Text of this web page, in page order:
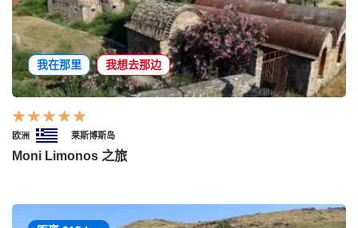
我在那里 我想去那边
欧洲 莱斯博斯岛
Moni Limonos 之旅